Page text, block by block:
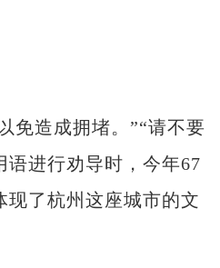
免造成拥堵。”“请不要
进行劝导时，今年67
现了杭州这座城市的文